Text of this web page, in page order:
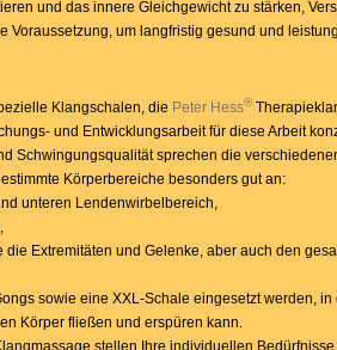
und das innere Gleichgewicht zu stärken,
Voraussetzung, um langfristig gesund und
Klangschalen, die Peter Hess®
und Entwicklungsarbeit für diese Arbeit
Schwingungsqualität sprechen die
Körperbereiche besonders gut an:
unteren Lendenwirbelbereich,
die Extremitäten und Gelenke, aber auch den
sowie eine XXL-Schale eingesetzt werden,
Körper fließen und erspüren kann.
stellen Ihre individuellen